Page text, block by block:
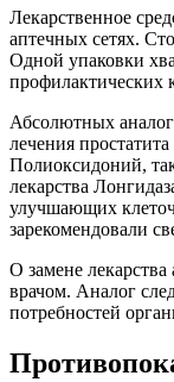
Лекарственное
аптечных сетях.
Одной упаковки
профилактических
Абсолютных
лечения
Полиоксидоний,
лекарства
улучшающих
зарекомендовали
О замене лекарства
врачом. Аналог
потребностей